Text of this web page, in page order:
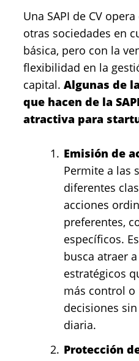
Una SAPI de CV
otras sociedades en
básica, pero con la
flexibilidad en la
capital. Algunas de
que hacen de la
atractiva para
Emisión de
Permite a las
diferentes
acciones
preferentes,
específicos.
busca atraer
estratégicos
más control o
decisiones
diaria.
Protección